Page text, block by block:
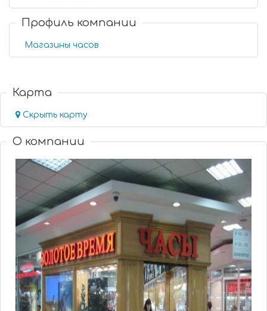
Профиль компании
Магазины часов
Карта
Скрыть карту
О компании